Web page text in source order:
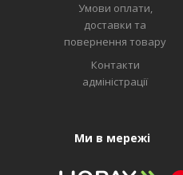
Умови оплати,
доставки та
повернення товару
Контакти
адміністрації
Ми в мережі